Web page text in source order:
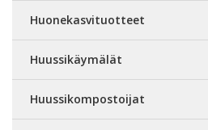
Huonekasvituotteet
Huussikäymälät
Huussikompostoijat